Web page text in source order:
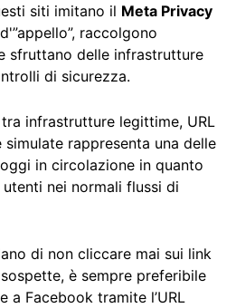
siti imitano il Meta Privacy
raccolgono
sfruttano delle infrastrutture
di sicurezza.
infrastrutture legittime, URL
rappresenta una delle
in circolazione in quanto
nei normali flussi di
di non cliccare mai sui link
è sempre preferibile
a Facebook tramite l’URL